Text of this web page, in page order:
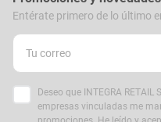
Entérate primero de lo último
Deseo que INTEGRA
empresas vinculadas me